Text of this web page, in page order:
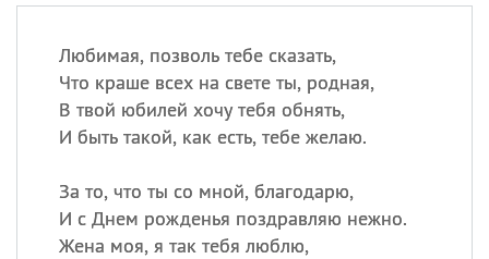
Любимая, позволь тебе сказать,
Что краше всех на свете ты, родная,
В твой юбилей хочу тебя обнять,
И быть такой, как есть, тебе желаю.
За то, что ты со мной, благодарю,
И с Днем рожденья поздравляю нежно.
Жена моя, я так тебя люблю,